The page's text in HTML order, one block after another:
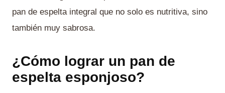
pan de espelta integral que no solo es nutritiva, sino
también muy sabrosa.
¿Cómo lograr un pan de
espelta esponjoso?